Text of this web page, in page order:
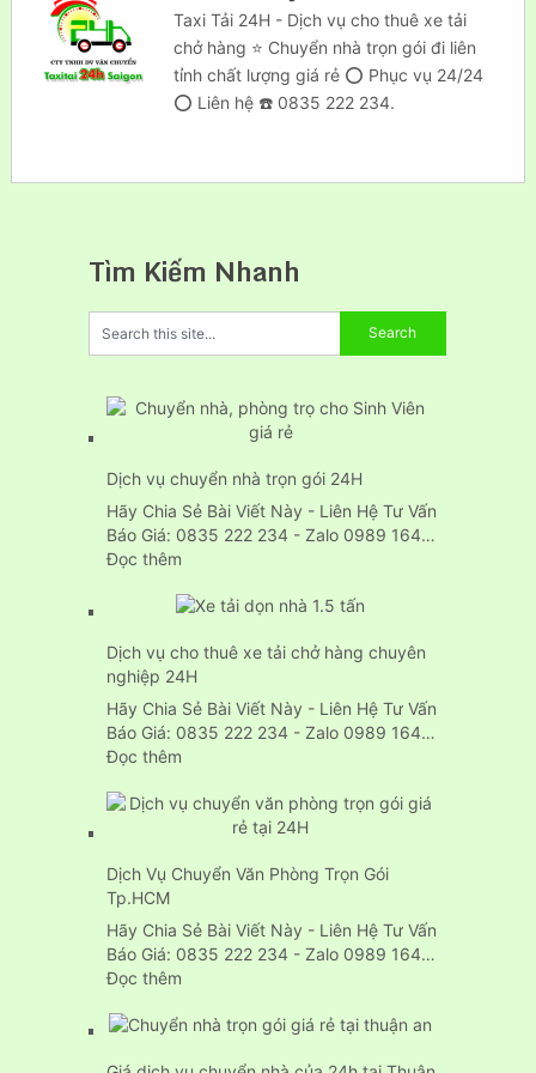
Taxi Tải 24H - Dịch vụ cho thuê xe tải
chở hàng ⭐ Chuyển nhà trọn gói đi liên
tỉnh chất lượng giá rẻ ⭕ Phục vụ 24/24
⭕ Liên hệ ☎️ 0835 222 234.
Tìm Kiếm Nhanh
Dịch vụ chuyển nhà trọn gói 24H
Hãy Chia Sẻ Bài Viết Này - Liên Hệ Tư Vấn
Báo Giá: 0835 222 234 - Zalo 0989 164…
Đọc thêm:
vụ
nhà
trọn
gói
24H
Dịch vụ cho thuê xe tải chở hàng chuyên
nghiệp 24H
Hãy Chia Sẻ Bài Viết Này - Liên Hệ Tư Vấn
Báo Giá: 0835 222 234 - Zalo 0989 164…
Đọc thêm:
vụ
xe
chở
hàng
24H
Dịch Vụ Chuyển Văn Phòng Trọn Gói
Tp.HCM
Hãy Chia Sẻ Bài Viết Này - Liên Hệ Tư Vấn
Báo Giá: 0835 222 234 - Zalo 0989 164…
Đọc thêm:
Vụ